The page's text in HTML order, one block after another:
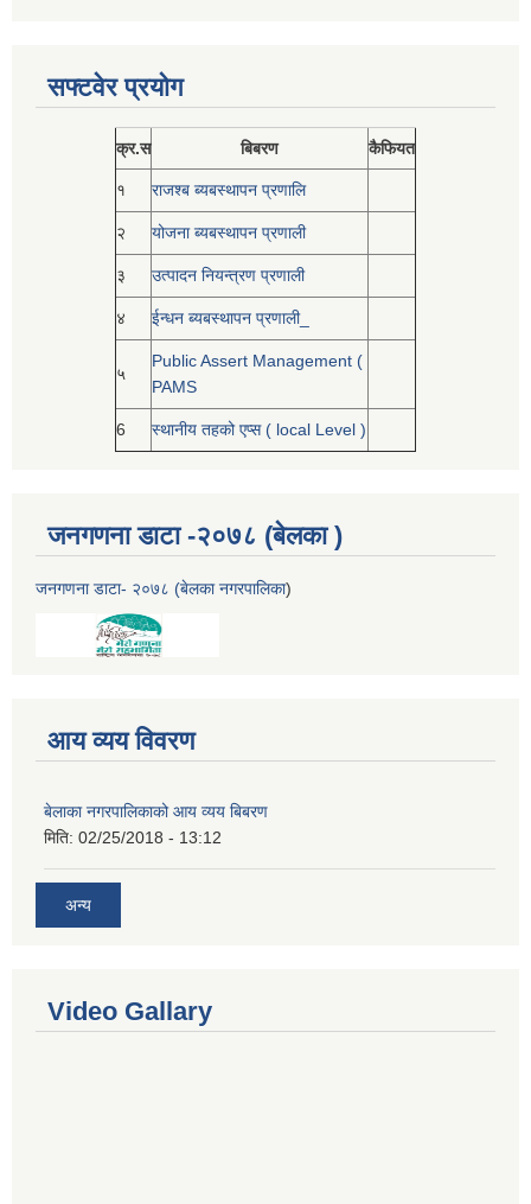
सफ्टवेर प्रयोग
क्र.स बिबरण कैफियत
१ राजश्ब ब्यबस्थापन प्रणालि
२ योजना ब्यबस्थापन प्रणाली
३ उत्पादन नियन्त्रण प्रणाली
४ ईन्धन ब्यबस्थापन प्रणाली_
५
Public Assert Management (
PAMS
6 स्थानीय तहको एप्स ( local Level )
जनगणना डाटा -२०७८ (बेलका )
जनगणना डाटा- २०७८ (बेलका नगरपालिका)
आय व्यय विवरण
बेलाका नगरपालिकाको आय व्यय बिबरण
मिति: 02/25/2018 - 13:12
अन्य
Video Gallary